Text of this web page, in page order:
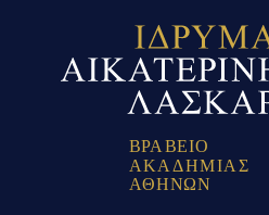
ΒΡΑ ΒΕΙΟ
ΑΚΑ ΔΗΜΙΑ Σ
ΑΘΗΝΩΝ